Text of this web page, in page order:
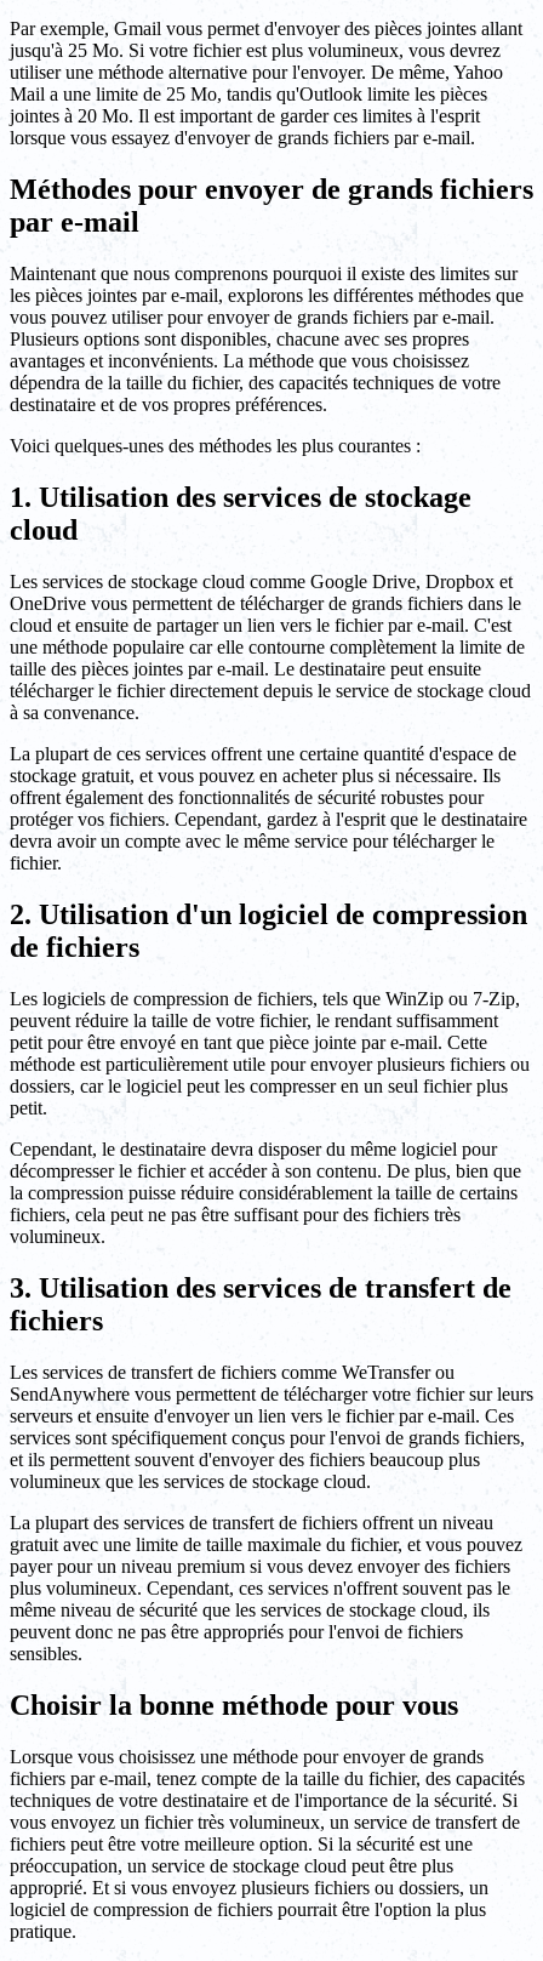
Par exemple, Gmail vous permet d'envoyer des pièces jointes allant
jusqu'à 25 Mo. Si votre fichier est plus volumineux, vous devrez
utiliser une méthode alternative pour l'envoyer. De même, Yahoo
Mail a une limite de 25 Mo, tandis qu'Outlook limite les pièces
jointes à 20 Mo. Il est important de garder ces limites à l'esprit
lorsque vous essayez d'envoyer de grands fichiers par e-mail.
Méthodes pour envoyer de grands fichiers
par e-mail
Maintenant que nous comprenons pourquoi il existe des limites sur
les pièces jointes par e-mail, explorons les différentes méthodes que
vous pouvez utiliser pour envoyer de grands fichiers par e-mail.
Plusieurs options sont disponibles, chacune avec ses propres
avantages et inconvénients. La méthode que vous choisissez
dépendra de la taille du fichier, des capacités techniques de votre
destinataire et de vos propres préférences.
Voici quelques-unes des méthodes les plus courantes :
1. Utilisation des services de stockage
cloud
Les services de stockage cloud comme Google Drive, Dropbox et
OneDrive vous permettent de télécharger de grands fichiers dans le
cloud et ensuite de partager un lien vers le fichier par e-mail. C'est
une méthode populaire car elle contourne complètement la limite de
taille des pièces jointes par e-mail. Le destinataire peut ensuite
télécharger le fichier directement depuis le service de stockage cloud
à sa convenance.
La plupart de ces services offrent une certaine quantité d'espace de
stockage gratuit, et vous pouvez en acheter plus si nécessaire. Ils
offrent également des fonctionnalités de sécurité robustes pour
protéger vos fichiers. Cependant, gardez à l'esprit que le destinataire
devra avoir un compte avec le même service pour télécharger le
fichier.
2. Utilisation d'un logiciel de compression
de fichiers
Les logiciels de compression de fichiers, tels que WinZip ou 7-Zip,
peuvent réduire la taille de votre fichier, le rendant suffisamment
petit pour être envoyé en tant que pièce jointe par e-mail. Cette
méthode est particulièrement utile pour envoyer plusieurs fichiers ou
dossiers, car le logiciel peut les compresser en un seul fichier plus
petit.
Cependant, le destinataire devra disposer du même logiciel pour
décompresser le fichier et accéder à son contenu. De plus, bien que
la compression puisse réduire considérablement la taille de certains
fichiers, cela peut ne pas être suffisant pour des fichiers très
volumineux.
3. Utilisation des services de transfert de
fichiers
Les services de transfert de fichiers comme WeTransfer ou
SendAnywhere vous permettent de télécharger votre fichier sur leurs
serveurs et ensuite d'envoyer un lien vers le fichier par e-mail. Ces
services sont spécifiquement conçus pour l'envoi de grands fichiers,
et ils permettent souvent d'envoyer des fichiers beaucoup plus
volumineux que les services de stockage cloud.
La plupart des services de transfert de fichiers offrent un niveau
gratuit avec une limite de taille maximale du fichier, et vous pouvez
payer pour un niveau premium si vous devez envoyer des fichiers
plus volumineux. Cependant, ces services n'offrent souvent pas le
même niveau de sécurité que les services de stockage cloud, ils
peuvent donc ne pas être appropriés pour l'envoi de fichiers
sensibles.
Choisir la bonne méthode pour vous
Lorsque vous choisissez une méthode pour envoyer de grands
fichiers par e-mail, tenez compte de la taille du fichier, des capacités
techniques de votre destinataire et de l'importance de la sécurité. Si
vous envoyez un fichier très volumineux, un service de transfert de
fichiers peut être votre meilleure option. Si la sécurité est une
préoccupation, un service de stockage cloud peut être plus
approprié. Et si vous envoyez plusieurs fichiers ou dossiers, un
logiciel de compression de fichiers pourrait être l'option la plus
pratique.